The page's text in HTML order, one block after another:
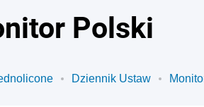
Polski
Dziennik Ustaw